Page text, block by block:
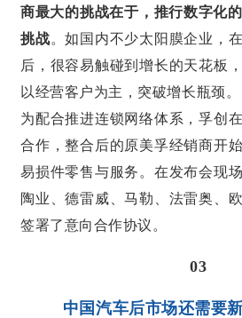
商最大的挑战在于，推行数字化
挑战。如国内不少太阳膜企业，
后，很容易触碰到增长的天花板
以经营客户为主，突破增长瓶颈。
为配合推进连锁网络体系，孚创
合作，整合后的原美孚经销商开
易损件零售与服务。在发布会现
陶业、德雷威、马勒、法雷奥、
签署了意向合作协议。
03
中国汽车后市场还需要